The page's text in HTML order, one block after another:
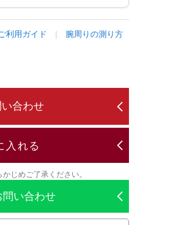
利用ガイド | 腕周りの測り方
合わせ
入れる
じめご了承ください。
問い合わせ